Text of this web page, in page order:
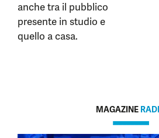
anche tra il pubblico
presente in studio e
quello a casa.
MAGAZINE